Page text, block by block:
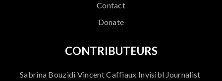
Contact
Donate
CONTRIBUTEURS
Sabrina Bouzidi Vincent Caffiaux Invisibl Journalist